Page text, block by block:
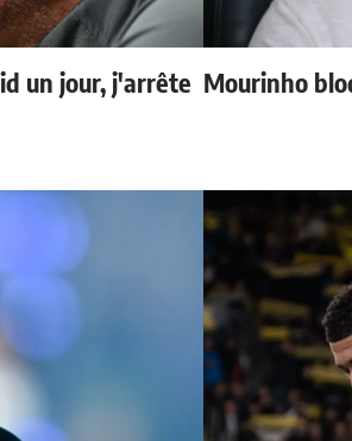
un jour, j'arrête Mourinho